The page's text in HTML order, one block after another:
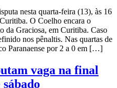
nesta quarta-feira (13), às 16
O Coelho encara o
da Graciosa, em Curitiba. Caso
nos pênaltis. Nas quartas de
Paranaense por 2 a 0 em […]
vaga na final